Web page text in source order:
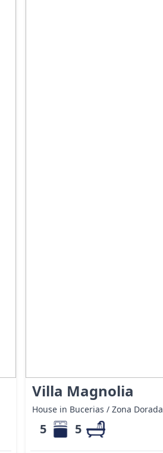
Villa Magnolia
House in Bucerias / Zona Dorada
5 5